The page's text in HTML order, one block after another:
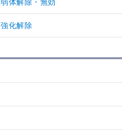
弱体解除・無効
強化解除